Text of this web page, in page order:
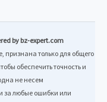
by bz-expert.com
только для общего
обеспечить точность и
не несем
за любые ошибки или